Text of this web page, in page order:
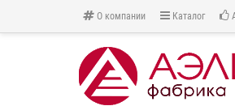
О компании Каталог